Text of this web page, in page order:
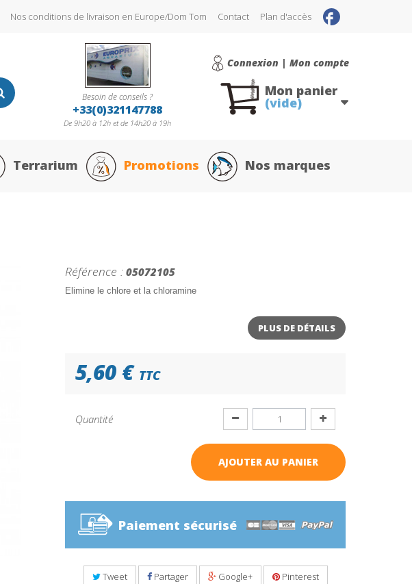
Nos conditions de livraison en Europe/Dom Tom Contact Plan d'accès
Connexion | Mon compte
Besoin de conseils ?
+33(0)321147788
De 9h20 à 12h et de 14h20 à 19h
Mon panier
(vide)
Terrarium Promotions Nos marques
Référence : 05072105
Elimine le chlore et la chloramine
PLUS DE DÉTAILS
5,60 € TTC
Quantité
AJOUTER AU PANIER
Paiement sécurisé
Tweet Partager Google+ Pinterest